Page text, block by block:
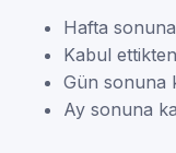
Hafta
Kabul
Gün sonuna
Ay sonuna